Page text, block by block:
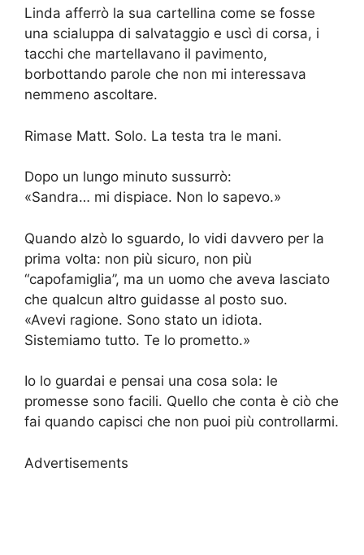
Linda afferrò la sua cartellina come se fosse
una scialuppa di salvataggio e uscì di corsa, i
tacchi che martellavano il pavimento,
borbottando parole che non mi interessava
nemmeno ascoltare.
Rimase Matt. Solo. La testa tra le mani.
Dopo un lungo minuto sussurrò:
«Sandra… mi dispiace. Non lo sapevo.»
Quando alzò lo sguardo, lo vidi davvero per la
prima volta: non più sicuro, non più
“capofamiglia”, ma un uomo che aveva lasciato
che qualcun altro guidasse al posto suo.
«Avevi ragione. Sono stato un idiota.
Sistemiamo tutto. Te lo prometto.»
Io lo guardai e pensai una cosa sola: le
promesse sono facili. Quello che conta è ciò che
fai quando capisci che non puoi più controllarmi.
Advertisements